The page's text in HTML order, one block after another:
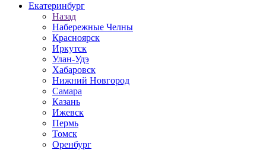
Екатеринбург
Назад
Набережные Челны
Красноярск
Иркутск
Улан-Удэ
Хабаровск
Нижний Новгород
Самара
Казань
Ижевск
Пермь
Томск
Оренбург